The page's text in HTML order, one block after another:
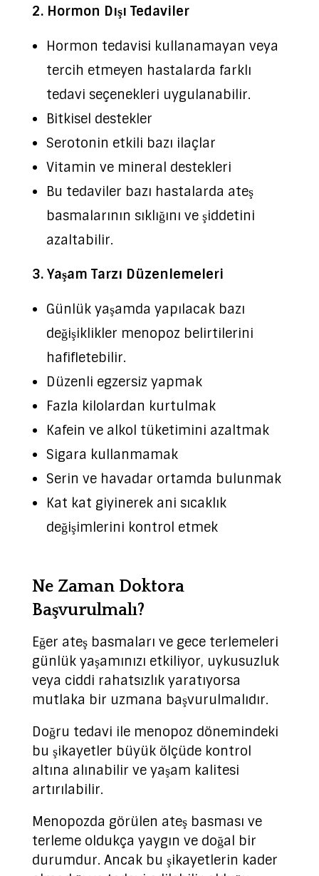
2. Hormon Dışı Tedaviler
Hormon tedavisi kullanamayan veya
tercih etmeyen hastalarda farklı
tedavi seçenekleri uygulanabilir.
Bitkisel destekler
Serotonin etkili bazı ilaçlar
Vitamin ve mineral destekleri
Bu tedaviler bazı hastalarda ateş
basmalarının sıklığını ve şiddetini
azaltabilir.
3. Yaşam Tarzı Düzenlemeleri
Günlük yaşamda yapılacak bazı
değişiklikler menopoz belirtilerini
hafifletebilir.
Düzenli egzersiz yapmak
Fazla kilolardan kurtulmak
Kafein ve alkol tüketimini azaltmak
Sigara kullanmamak
Serin ve havadar ortamda bulunmak
Kat kat giyinerek ani sıcaklık
değişimlerini kontrol etmek
Ne Zaman Doktora
Başvurulmalı?
Eğer ateş basmaları ve gece terlemeleri
günlük yaşamınızı etkiliyor, uykusuzluk
veya ciddi rahatsızlık yaratıyorsa
mutlaka bir uzmana başvurulmalıdır.
Doğru tedavi ile menopoz dönemindeki
bu şikayetler büyük ölçüde kontrol
altına alınabilir ve yaşam kalitesi
artırılabilir.
Menopozda görülen ateş basması ve
terleme oldukça yaygın ve doğal bir
durumdur. Ancak bu şikayetlerin kader